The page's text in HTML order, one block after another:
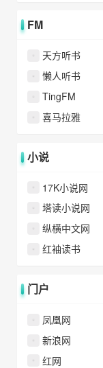
FM
天方听书
懒人听书
TingFM
喜马拉雅
小说
17K小说网
塔读小说网
纵横中文网
红袖读书
门户
凤凰网
新浪网
红网